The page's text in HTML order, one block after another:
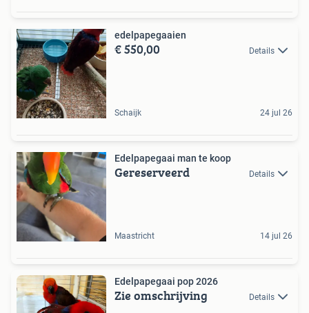
edelpapegaaien
€ 550,00 Details
Schaijk 24 jul 26
Edelpapegaai man te koop
Gereserveerd Details
Maastricht 14 jul 26
Edelpapegaai pop 2026
Zie omschrijving Details